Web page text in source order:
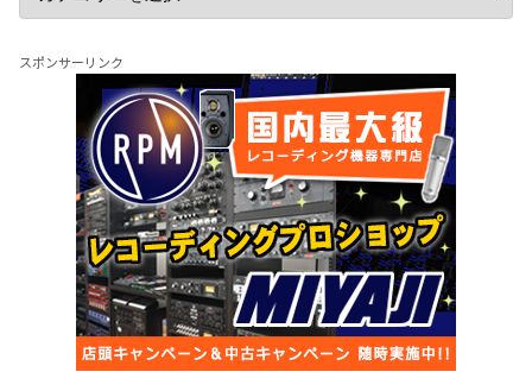
スポンサーリンク